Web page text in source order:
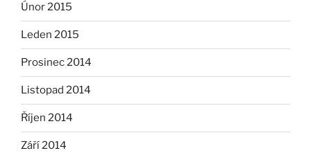
Únor 2015
Leden 2015
Prosinec 2014
Listopad 2014
Říjen 2014
Září 2014